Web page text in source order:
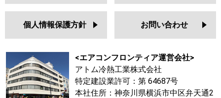
個人情報保護方針 お問い合わせ
<エアコンフロンティア運営会社>
アトム冷熱工業株式会社
特定建設業許可：第 64687号
本社住所：神奈川県横浜市中区弁天通2